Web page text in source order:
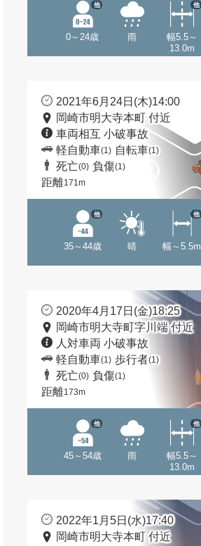
0～24歳
他
雨
幅5.5～
13.0m
他
2021年6月24日(木)14:00
岡崎市明大寺本町 付近
車両相互 小破事故
軽自動車(1) 自転車(1)
死亡(0) 負傷(1)
距離171m
35～44歳
他
晴 幅～5.5m
他
2020年4月17日(金)18:25
岡崎市明大寺町字川端 付近
人対車両 小破事故
軽自動車(1) 歩行者(1)
死亡(0) 負傷(1)
距離173m
45～54歳
他
雨
幅5.5～
13.0m
他
2022年1月5日(水)17:40
岡崎市明大寺本町 付近